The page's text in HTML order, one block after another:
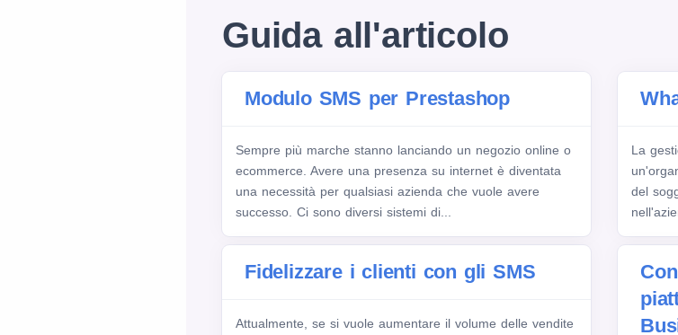
Guida all'articolo
Modulo SMS per Prestashop
Sempre più marche stanno lanciando un negozio online o
ecommerce. Avere una presenza su internet è diventata
una necessità per qualsiasi azienda che vuole avere
successo. Ci sono diversi sistemi di...
La
del
Fidelizzare i clienti con gli SMS
Attualmente, se si vuole aumentare il volume delle vendite